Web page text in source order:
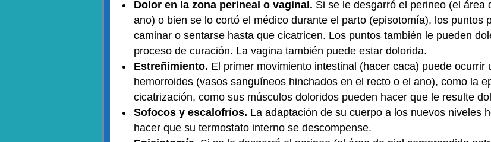
Dolor en la zona perineal o vaginal. Si se le desgarró el perineo (el área
ano) o bien se lo cortó el médico durante el parto (episotomía), los puntos
caminar o sentarse hasta que cicatricen. Los puntos también le pueden
proceso de curación. La vagina también puede estar dolorida.
Estreñimiento. El primer movimiento intestinal (hacer caca) puede
hemorroides (vasos sanguíneos hinchados en el recto o el ano), como la
cicatrización, como sus músculos doloridos pueden hacer que le resulte
Sofocos y escalofríos. La adaptación de su cuerpo a los nuevos niveles
hacer que su termostato interno se descompense.